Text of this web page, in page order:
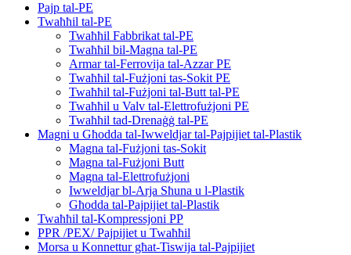
Pajp tal-PE
Twaħħil tal-PE
Twaħħil Fabbrikat tal-PE
Twaħħil bil-Magna tal-PE
Armar tal-Ferrovija tal-Azzar PE
Twaħħil tal-Fużjoni tas-Sokit PE
Twaħħil tal-Fużjoni tal-Butt tal-PE
Twaħħil u Valv tal-Elettrofużjoni PE
Twaħħil tad-Drenaġġ tal-PE
Magni u Għodda tal-Iwweldjar tal-Pajpijiet tal-Plastik
Magna tal-Fużjoni tas-Sokit
Magna tal-Fużjoni Butt
Magna tal-Elettrofużjoni
Iwweldjar bl-Arja Sħuna u l-Plastik
Għodda tal-Pajpijiet tal-Plastik
Twaħħil tal-Kompressjoni PP
PPR /PEX/ Pajpijiet u Twaħħil
Morsa u Konnettur għat-Tiswija tal-Pajpijiet